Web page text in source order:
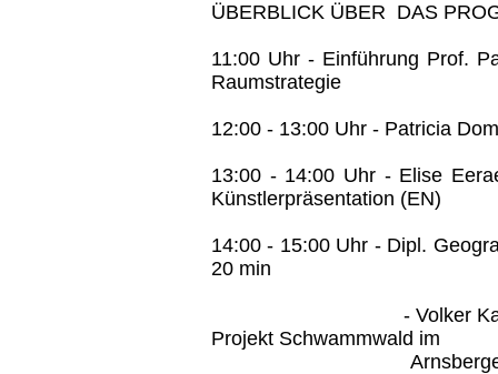
ÜBERBLICK ÜBER DAS
11:00 Uhr - Einführung Prof.
Raumstrategie
12:00 - 13:00 Uhr - Patricia
13:00 - 14:00 Uhr - Elise
Künstlerpräsentation (EN)
14:00 - 15:00 Uhr - Dipl.
20 min
- Volker Karthaus
Projekt Schwammwald im
Arnsberger Wald